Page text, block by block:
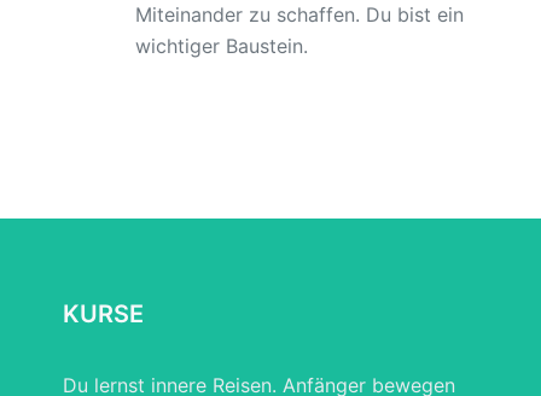
Miteinander zu schaffen. Du bist ein
wichtiger Baustein.
KURSE
Du lernst innere Reisen. Anfänger bewegen